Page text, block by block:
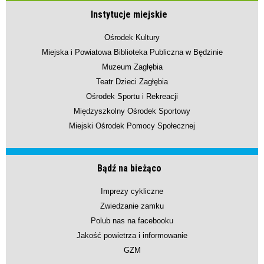
Instytucje miejskie
Ośrodek Kultury
Miejska i Powiatowa Biblioteka Publiczna w Będzinie
Muzeum Zagłębia
Teatr Dzieci Zagłębia
Ośrodek Sportu i Rekreacji
Międzyszkolny Ośrodek Sportowy
Miejski Ośrodek Pomocy Społecznej
Bądź na bieżąco
Imprezy cykliczne
Zwiedzanie zamku
Polub nas na facebooku
Jakość powietrza i informowanie
GZM